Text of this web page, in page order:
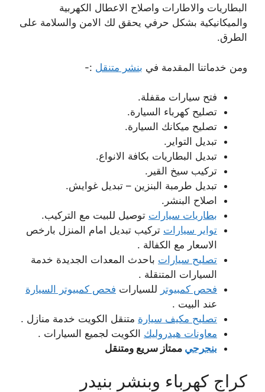
البطاريات والاطارات واصلاح الاعطال الكهربية
والميكانيكية بشكل حرفي يحقق لك الامن والسلامة على
الطرق.
ومن خدماتنا المقدمة في بنشر متنقل :-
فتح سيارات مقفلة.
تصليح كهرباء السيارة.
تصليح ميكانك السيارة.
تبديل التواير.
تبديل البطاريات بكافة الانواع.
تركيب سيخ القير.
تبديل طرمبة البنزين – تبديل غوايش.
اصلاح البنشر.
بطاريات سيارات توصيل للبيت مع التركيب.
تواير سيارات تركيب تبديل امام المنزل بارخص
الاسعار مع الكفالة .
تصليح سيارات باحدث المعدات الجديدة خدمة
السيارات المتنقلة .
فحص كمبيوتر للسيارات فحص كمبيوتر السيارة
عند البيت .
تصليح مكيف سيارة متنقل الكويت خدمة منازل .
معاونات هيدروليك الكويت لجميع السيارات .
بنجرجي ممتاز سريع ومتنقل
كراج كهرباء وبنشر بنيدر